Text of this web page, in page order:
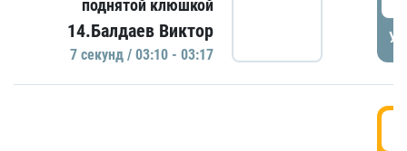
поднятой клюшкой
14.Балдаев Виктор
7 секунд / 03:10 - 03:17